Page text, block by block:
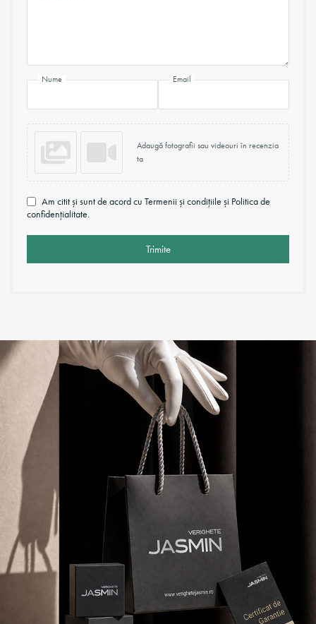
Nume Email
Adaugă fotografii sau videouri în recenzia
ta
Am citit și sunt de acord cu Termenii și condițiile și Politica de
confidențialitate.
Trimite